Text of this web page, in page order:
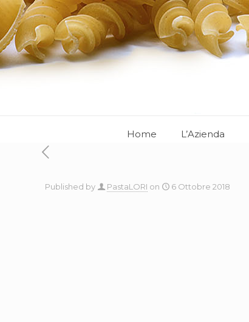
Home L’Azienda
Published by PastaLORI on 6 Ottobre 2018